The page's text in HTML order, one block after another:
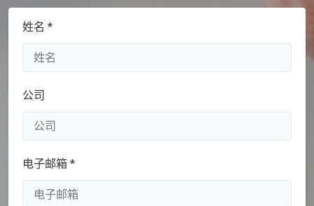
姓名 *
公司
电子邮箱 *